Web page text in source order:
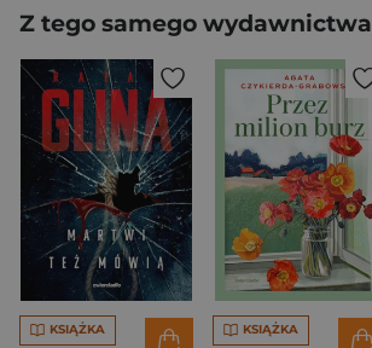
Z tego samego wydawnictwa
KSIĄŻKA KSIĄŻKA